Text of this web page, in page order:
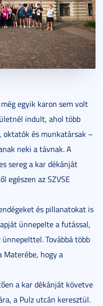
egyik karon sem volt
indult, ahol több
és munkatársak –
neki a távnak. A
sereg a kar dékánját
egészen az SZVSE
és pillanatokat is
ünnepelte a futással,
Továbbá több
hogy a
a kar dékánját követve
a Pulz utcán keresztül.